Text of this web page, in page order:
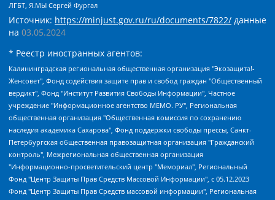
ЛГБТ, Я.МЫ Сергей Фургал
Источник: https://minjust.gov.ru/ru/documents/7822/ данные
на 03.05.2024
* Реестр иностранных агентов:
Калининградская региональная общественная организация "Экозащита!-Женсовет", Фонд содействия защите прав и свобод граждан "Общественный вердикт", Фонд "Институт Развития Свободы Информации", Частное учреждение "Информационное агентство МЕМО. РУ", Региональная общественная организация "Общественная комиссия по сохранению наследия академика Сахарова", Фонд поддержки свободы прессы, Санкт-Петербургская общественная правозащитная организация "Гражданский контроль", Межрегиональная общественная организация "Информационно-просветительский центр "Мемориал", Региональный Фонд "Центр Защиты Прав Средств Массовой Информации", с 05.12.2023 Фонд "Центр Защиты Прав Средств массовой информации", Региональная общественная благотворительная организация помощи беженцам и мигрантам "Гражданское содействие", Негосударственное образовательное учреждение дополнительного профессионального образования (повышение квалификации) специалистов "АКАДЕМИЯ ПО ПРАВАМ ЧЕЛОВЕКА", Свердловская региональная общественная организация "Сутяжник", Автономная некоммерческая организация "Центр независимых социологических исследований", Союз общественных объединений "Российский исследовательский центр по правам человека", Региональное общественное учреждение научно-информационный центр "МЕМОРИАЛ", Некоммерческая организация "Фонд защиты гласности", Автономная некоммерческая организация "Институт прав человека", Городская общественная организация "Екатеринбургское общество "МЕМОРИАЛ", Городская общественная организация "Рязанское историко-просветительское и правозащитное общество "Мемориал" (Рязанский Мемориал), Челябинский региональный орган общественной самодеятельности – женское общественное объединение "Женщины Евразии", Челябинский региональный орган общественной самодеятельности "Уральская правозащитная группа", Фонд содействия защите здоровья и социальной справедливости имени Андрея Рылькова, Автономная Некоммерческая Организация "Аналитический Центр Юрия Левады", Автономная некоммерческая организация социальной поддержки населения "Проект Апрель", Региональная общественная организация помощи женщинам и детям, находящимся в кризисной ситуации "Информационно-методический центр "Анна", Фонд содействия развитию массовых коммуникаций и правовому просвещению "Так-так-Так", Фонд содействия устойчивому развитию "Серебряная тайга", Свердловский региональный общественный фонд социальных проектов "Новое время", "Idel.Реалии", Кавказ.Реалии, Крым.Реалии, Телеканал Настоящее Время, Татаро-башкирская служба Радио Свобода (Azatliq Radiosi), Радио Свободная Европа/Радио Свобода (PCE/PC), "Сибирь.Реалии", "Фактограф", Благотворительный фонд помощи осужденным и их семьям, Автономная некоммерческая организация "Институт глобализации и социальных движений", Фонд "В защиту прав заключенных", Частное учреждение "Центр поддержки и содействия развитию средств массовой информации", Пензенский региональный общественный благотворительный фонд "Гражданский союз", "Север.Реалии", Некоммерческая организация Фонд "Правовая инициатива", Общество с ограниченной ответственностью "Радио Свободная Европа/Радио Свобода", Чешское информационное агентство "MEDIUM-ORIENT", Красноярская региональная общественная организация "Мы против СПИДа", Камалягин Денис Николаевич, Маркелов Сергей Евгеньевич, Пономарев Лев Александрович, Савицкая Людмила Алексеевна, Автономная некоммерческая организация "Центр по работе с проблемой насилия "НАСИЛИЮ.НЕТ", Межрегиональный профессиональный союз работников здравоохранения "Альянс врачей", Юридическое лицо, зарегистрированное в Латвийской Республике, SIA "Medusa Project" (регистрационный номер 40103797863, дата регистрации 10.06.2014), Некоммерческая организация "Фонд по борьбе с коррупцией", Автономная некоммерческая организация "Институт права и публичной политики", Баданин Роман Сергеевич, Гликин Максим Александрович, Железнова Мария Михайловна, Лукьянова Юлия Сергеевна, Маетная Елизавета Витальевна, Маняхин Петр Борисович, Чуракова Ольга Владимировна, Ярош Юлия Петровна, Юридическое лицо "The Insider SIA", зарегистрированное в Риге, Латвийская Республика (дата регистрации 26.06.2015), являющееся администратором доменного имени интернет-издания "The Insider SIA", https://theins.ru, Постернак Алексей Евгеньевич, Рубин Михаил Аркадьевич, Анин Роман Александрович, Юридическое лицо Istories fonds, зарегистрированное в Латвийской Республике (регистрационный номер 50008295751, дата регистрации 24.02.2020), Великовский Дмитрий Александрович, Долинина Ирина Николаевна, Мароховская Алеся Алексеевна, Шлейнов Роман Юрьевич, Шмагун Олеся Валентиновна, Общество с ограниченной ответственностью "Альтаир 2021", Общество с ограниченной ответственностью "Вега 2021", Общество с ограниченной ответственностью "Главный редактор 2021", Общество с ограниченной ответственностью "Ромашки монолит", Важенков Артем Валерьевич, Ивановская областная общественная организация "Центр гендерных исследований", Гурман Юрий Альбертович, Медиапроект "ОВД-Инфо", Егоров Владимир Владимирович, Жилинский Владимир Александрович, Общество с ограниченной ответственностью "ЗП", Иванова София Юрьевна, Карезина Инна Павловна, Кильтау Екатерина Викторовна, Петров Алексей Викторович, Пискунов Сергей Евгеньевич, Смирнов Сергей Сергеевич, Тихонов Михаил Сергеевич, Общество с ограниченной ответственностью "ЖУРНАЛИСТ-ИНОСТРАННЫЙ АГЕНТ", Арапова Галина Юрьевна, Вольтская Татьяна Анатольевна, Американская компания "Mason G.E.S. Anonymous Foundation" (США), являющаяся владельцем интернет-издания https://mnews.world/, Компания "Stichting Bellingcat", зарегистрированная в Нидерландах (дата регистрации 11.07.2018), Захаров Андрей Вячеславович, Клепиковская Екатерина Дмитриевна, Общество с ограниченной ответственностью "МЕМО", Перл Роман Александрович, Симонов Евгений Алексеевич, Соловьева Елена Анатольевна, Сотников Даниил Владимирович, Сурначева Елизавета Дмитриевна, Автономная некоммерческая организация по защите прав человека и информированию населения "Якутия – Наше Мнение", Общество с ограниченной ответственностью "Москоу диджитал медиа", с 26.01.2023 Общество с ограниченной ответственностью "Чайка Белые сады", Ветошкина Валерия Валерьевна, Заговора Максим Александрович, Межрегиональное общественное движение "Российская ЛГБТ - сеть", Оленичев Максим Владимирович, Павлов Иван Юрьевич, Скворцова Елена Сергеевна, Общество с ограниченной ответственностью "Как бы инагент", Кочетков Игорь Викторович, Общество с ограниченной ответственностью "Честные выборы", Еланчик Олег Александрович, Общество с ограниченной ответственностью "Нобелевский призыв", Гималова Регина Эмилевна, Григорьев Андрей Валерьевич, Григорьева Алина Александровна, Ассоциация по содействию защите прав призывников, альтернативнослужащих и военнослужащих "Правозащитная группа "Гражданин.Армия.Право", Хисамова Регина Фаритовна, Автономная некоммерческая организация по реализации социально-правовых программ "Лилит", Дальневосточное общественное движение "Маяк", Санкт-Петербургская ЛГБТ-инициативная группа "Выход", Инициативная группа ЛГБТ+ "Реверс", Алексеев Андрей Викторович, Бекбулатова Таисия Львовна, Беляев Иван Михайлович, Владыкина Елена Сергеевна, Гельман Марат Александрович, Никульшина Вероника Юрьевна, Толоконникова Надежда Андреевна, Шендерович Виктор Анатольевич, Общество с ограниченной ответственностью "Данное сообщение", Общество с ограниченной ответственностью Издательский дом "Новая глава", Айнбиндер Александра Александровна, Московский комьюнити-центр для ЛГБТ+инициатив, Благотворительный фонд развития филантропии, Deutsche Welle (Германия, Kurt-Schumacher-Strasse 3, 53113 Bonn), Борзунова Мария Михайловна, Воробьев Виктор Викторович, Голубева Анна Львовна, Константинова Алла Михайловна, Малкова Ирина Владимировна, Мурадов Мурад Абдулгалимович, Осетинская Елизавета Николаевна, Понасенков Евгений Николаевич, Ганапольский Матвей Юрьевич, Киселев Евгений Алексеевич, Борухович Ирина Григорьевна, Дремин Иван Тимофеевич, Дубровский Дмитрий Викторович, Красноярская региональная общественная организация поддержки и развития альтернативных образовательных технологий и межкультурных коммуникаций "ИНТЕРРА", Маяковская Екатерина Алексеевна, Фейгин Марк Захарович, Филимонов Андрей Викторович, Дзугкоева Регина Николаевна, Доброхотов Роман Александрович, Дудь Юрий Александрович, Елкин Сергей Владимирович, Кругликов Кирилл Игоревич, Сабунаева Мария Леонидовна, Семенов Алексей Владимирович, Шаинян Карен Багратович, Шульман Екатерина Михайловна, Асафьев Артур Валерьевич, Вахштайн Виктор Семенович, Венедиктов Алексей Алексеевич, Лушникова Екатерина Евгеньевна, Волков Леонид Михайлович, Невзоров Александр Глебович, Пархоменко Сергей Борисович, Сироткин Ярослав Николаевич, Кара-Мурза Владимир Владимирович, Баранова Наталья Владимировна, Гозман Леонид Яковлевич, Кагарлицкий Борис Юльевич, Климарев Михаил Валерьевич, Милов Владимир Станиславович, Автономная некоммерческая организация Краснодарский центр современного искусства "Типография", Моргенштерн Алишер Тагирович, Соболь Любовь Эдуардовна, Общество с ограниченной ответственностью "ЛИЗА НОРМ", Каспаров Гарри Кимович, Ходорковский Михаил Борисович, Общество с ограниченной ответственностью "Апрельские тезисы", Данилович Ирина Брониславовна, Кашин Олег Владимирович, Петров Николай Владимирович, Пивоваров Алексей Владимирович, Соколов Михаил Владимирович, Цветкова Юлия Владимировна, Чичваркин Евгений Александрович, Комитет против пыток/Команда против пыток, Общество с ограниченной ответственностью "Первый научный", Общество с ограниченной ответственностью "Вертолет и ко", Белоцерковская Вероника Борисовна, Кац Максим Евгеньевич, Лазарева Татьяна Юрьевна, Шаведдинов Руслан Табризович, Яшин Илья Валерьевич, Общество с ограниченной ответственностью "Иноагент ААВ", Алешковский Дмитрий Петрович, Альбац Евгения Марковна, Быков Дмитрий Львович, Галямина Юлия Евгеньевна, Лойко Сергей Леонидович, Мартынов Кирилл Константинович, Медведев Сергей Александрович, Крашенинников Федор Геннадиевич, Гордеева Катерина Вл